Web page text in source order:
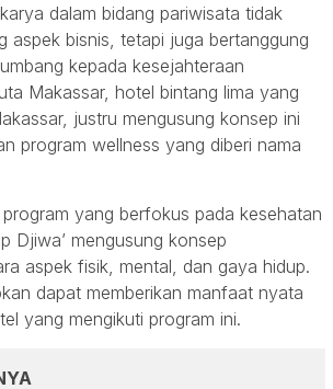
dalam bidang pariwisata tidak
aspek bisnis, tetapi juga bertanggung
kepada kesejahteraan
Makassar, hotel bintang lima yang
justru mengusung konsep ini
program wellness yang diberi nama
yang berfokus pada kesehatan
Djiwa’ mengusung konsep
aspek fisik, mental, dan gaya hidup.
dapat memberikan manfaat nyata
yang mengikuti program ini.